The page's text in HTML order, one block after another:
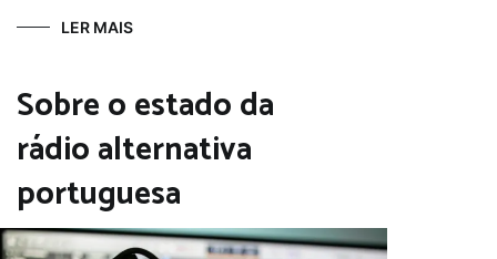
LER MAIS
Sobre o estado da
rádio alternativa
portuguesa